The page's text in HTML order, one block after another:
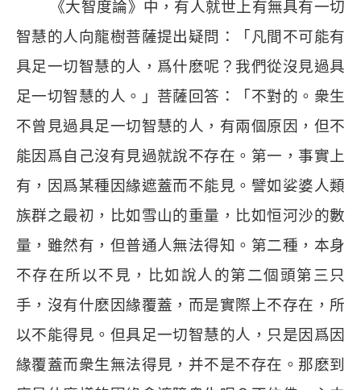
《大智度論》中，有人就世上有無具有一切
智慧的人向龍樹菩薩提出疑問：「凡間不可能有
具足一切智慧的人，爲什麽呢？我們從沒見過具
足一切智慧的人。」菩薩回答：「不對的。衆生
不曾見過具足一切智慧的人，有兩個原因，但不
能因爲自己沒有見過就說不存在。第一，事實上
有，因爲某種因緣遮蓋而不能見。譬如娑婆人類
族群之最初，比如雪山的重量，比如恒河沙的數
量，雖然有，但普通人無法得知。第二種，本身
不存在所以不見，比如說人的第二個頭第三只
手，沒有什麽因緣覆蓋，而是實際上不存在，所
以不能得見。但具足一切智慧的人，只是因爲因
緣覆蓋而衆生無法得見，并不是不存在。那麽到